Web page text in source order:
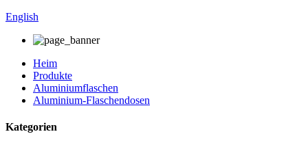
English
Heim
Produkte
Aluminiumflaschen
Aluminium-Flaschendosen
Kategorien